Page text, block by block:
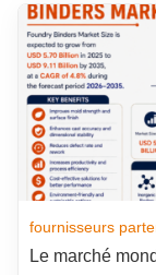
fournisseurs
Le marché